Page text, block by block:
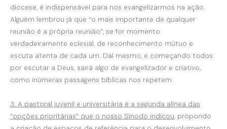
diocese, é indispensável para nos evangelizarmos na ação.
Alguém lembrou já que “o mais importante de qualquer
reunião é a própria reunião”, se for momento
verdadeiramente eclesial, de reconhecimento mútuo e
escuta atenta de cada um. Daí mesmo, e começando todos
por escutar a Deus, sairá algo de evangelizador e criativo,
como inúmeras passagens bíblicas nos repetem.
3. A pastoral juvenil e universitária é a segunda alínea das
“opções prioritárias” que o nosso Sínodo indicou , propondo